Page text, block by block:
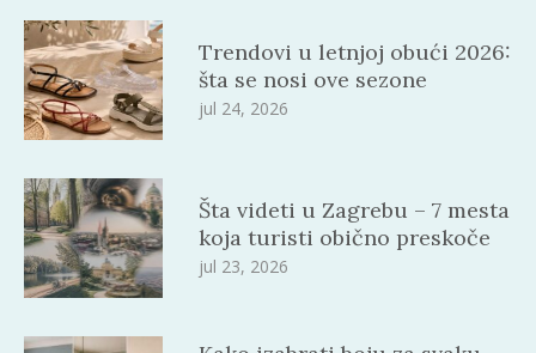
Trendovi u letnjoj obući 2026:
šta se nosi ove sezone
jul 24, 2026
Šta videti u Zagrebu – 7 mesta
koja turisti obično preskoče
jul 23, 2026